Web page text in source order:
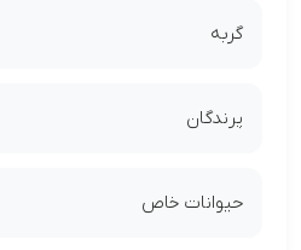
گربه
پرندگان
حیوانات خاص